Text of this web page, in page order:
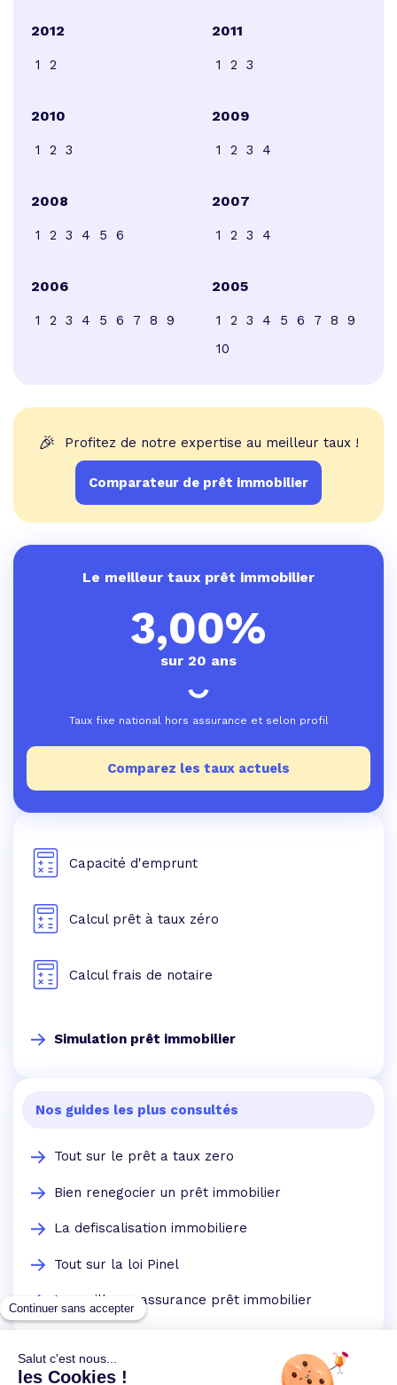
2012
1 2
2011
1 2 3
2010
1 2 3
2009
1 2 3 4
2008
1 2 3 4 5 6
2007
1 2 3 4
2006
1 2 3 4 5 6 7 8 9
2005
1 2 3 4 5 6 7 8
9
10
🎉 Profitez de notre expertise au meilleur taux !
Comparateur de prêt immobilier
Le meilleur taux prêt immobilier
3,00%
sur 20 ans
Taux fixe national hors assurance et selon profil
Comparez les taux actuels
Capacité d'emprunt
Calcul prêt à taux zéro
Calcul frais de notaire
Simulation prêt immobilier
Nos guides les plus consultés
Tout sur le prêt a taux zero
Bien renegocier un prêt immobilier
La defiscalisation immobiliere
Tout sur la loi Pinel
La meilleure assurance prêt immobilier